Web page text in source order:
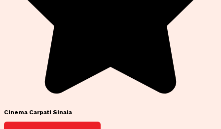
Cinema Carpati Sinaia